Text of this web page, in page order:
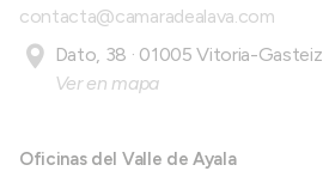
contacta@camaradealava.com
Dato, 38 · 01005 Vitoria-Gasteiz
Ver en mapa
Oficinas del Valle de Ayala